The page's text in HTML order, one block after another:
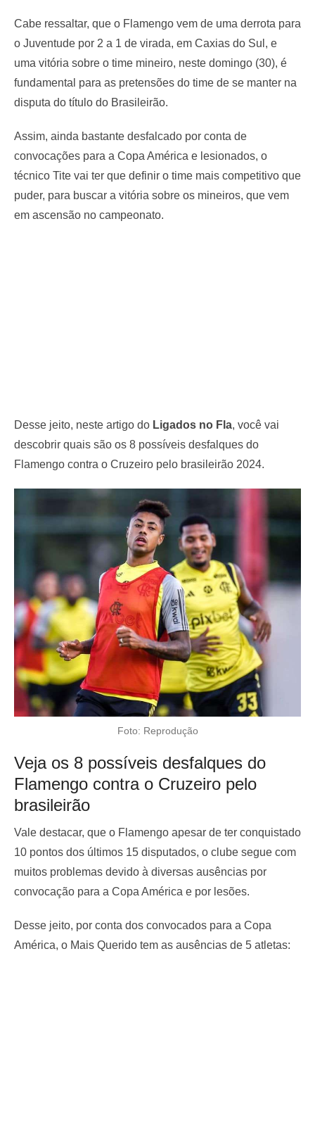
Cabe ressaltar, que o Flamengo vem de uma derrota para
o Juventude por 2 a 1 de virada, em Caxias do Sul, e
uma vitória sobre o time mineiro, neste domingo (30), é
fundamental para as pretensões do time de se manter na
disputa do título do Brasileirão.
Assim, ainda bastante desfalcado por conta de
convocações para a Copa América e lesionados, o
técnico Tite vai ter que definir o time mais competitivo que
puder, para buscar a vitória sobre os mineiros, que vem
em ascensão no campeonato.
Desse jeito, neste artigo do Ligados no Fla, você vai
descobrir quais são os 8 possíveis desfalques do
Flamengo contra o Cruzeiro pelo brasileirão 2024.
Foto: Reprodução
Veja os 8 possíveis desfalques do
Flamengo contra o Cruzeiro pelo
brasileirão
Vale destacar, que o Flamengo apesar de ter conquistado
10 pontos dos últimos 15 disputados, o clube segue com
muitos problemas devido à diversas ausências por
convocação para a Copa América e por lesões.
Desse jeito, por conta dos convocados para a Copa
América, o Mais Querido tem as ausências de 5 atletas: